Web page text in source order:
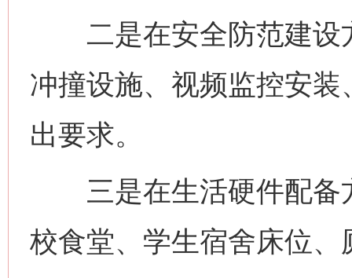
二是在安全防范建设
冲撞设施、视频监控安
出要求。
三是在生活硬件配备
校食堂、学生宿舍床位